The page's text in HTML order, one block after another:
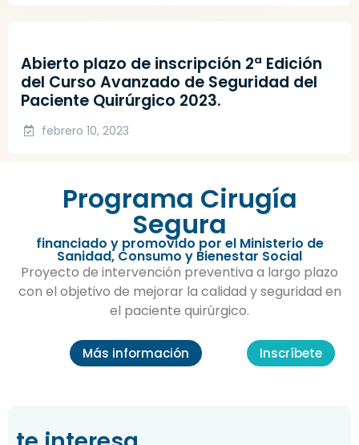
Abierto plazo de inscripción 2ª Edición
del Curso Avanzado de Seguridad del
Paciente Quirúrgico 2023.
febrero 10, 2023
Programa Cirugía
Segura
financiado y promovido por el Ministerio de
Sanidad, Consumo y Bienestar Social
Proyecto de intervención preventiva a largo plazo
con el objetivo de mejorar la calidad y seguridad en
el paciente quirúrgico.
Más información Inscríbete